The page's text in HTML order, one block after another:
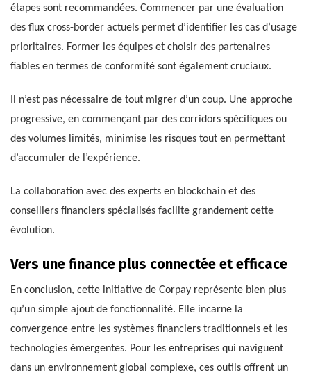
étapes sont recommandées. Commencer par une évaluation
des flux cross-border actuels permet d’identifier les cas d’usage
prioritaires. Former les équipes et choisir des partenaires
fiables en termes de conformité sont également cruciaux.
Il n’est pas nécessaire de tout migrer d’un coup. Une approche
progressive, en commençant par des corridors spécifiques ou
des volumes limités, minimise les risques tout en permettant
d’accumuler de l’expérience.
La collaboration avec des experts en blockchain et des
conseillers financiers spécialisés facilite grandement cette
évolution.
Vers une finance plus connectée et efficace
En conclusion, cette initiative de Corpay représente bien plus
qu’un simple ajout de fonctionnalité. Elle incarne la
convergence entre les systèmes financiers traditionnels et les
technologies émergentes. Pour les entreprises qui naviguent
dans un environnement global complexe, ces outils offrent un